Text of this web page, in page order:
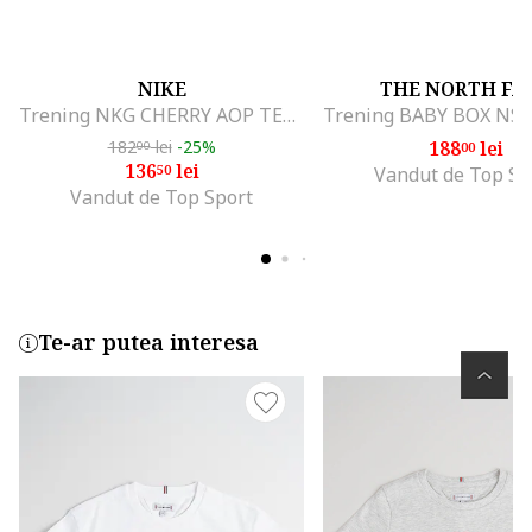
NIKE
Trening NKG CHERRY AOP TEMPO 36N746U10
18200lei -25%
13650lei
Vandut de Top Sport
THE NORTH
18800lei
Vandut de Top
Te-ar putea interesa